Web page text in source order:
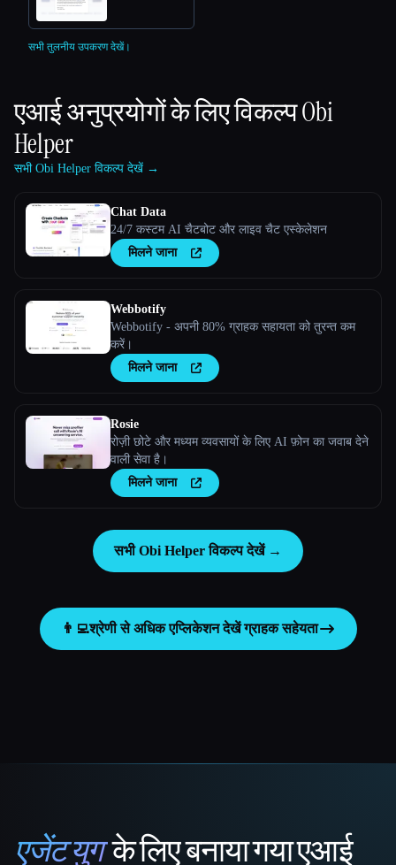
सभी तुलनीय उपकरण देखें।
एआई अनुप्रयोगों के लिए विकल्पObi
Helper
सभी Obi Helper विकल्प देखें →
Chat Data
24/7 कस्टम AI चैटबोट और लाइव चैट एस्केलेशन
मिलने जाना
Webbotify
Webbotify - अपनी 80% ग्राहक सहायता को तुरन्त कम
करें।
मिलने जाना
Rosie
रोज़ी छोटे और मध्यम व्यवसायों के लिए AI फ़ोन का जवाब देने
वाली सेवा है।
मिलने जाना
सभी Obi Helper विकल्प देखें →
👨‍💻श्रेणी से अधिक एप्लिकेशन देखेंग्राहक सहेयता
That AI Collection
एजेंट युगके लिए बनाया गया एआई